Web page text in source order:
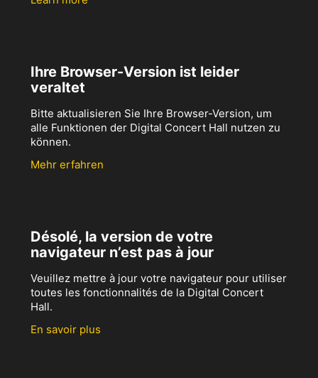
Ihre Browser-Version ist leider
veraltet
Bitte aktualisieren Sie Ihre Browser-Version, um
alle Funktionen der Digital Concert Hall nutzen zu
können.
Mehr erfahren
Désolé, la version de votre
navigateur n’est pas à jour
Veuillez mettre à jour votre navigateur pour utiliser
toutes les fonctionnalités de la Digital Concert
Hall.
En savoir plus